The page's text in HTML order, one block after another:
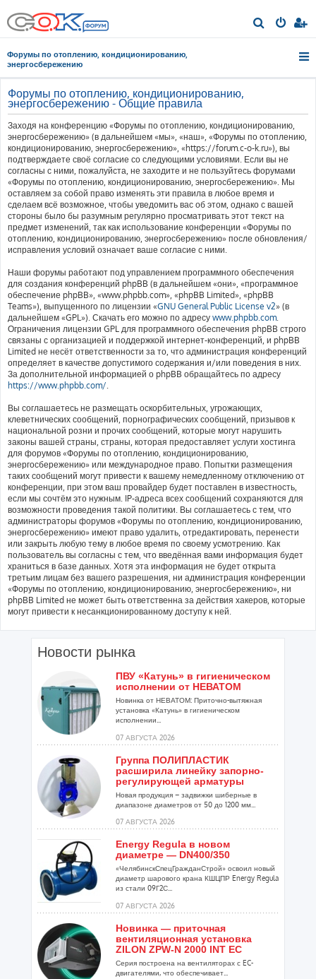
о
Форумы по отоплению, кондиционированию,
энергосбережению
Форумы по отоплению, кондиционированию,
энергосбережению - Общие правила
Заходя на конференцию «Форумы по отоплению, кондиционированию,
энергосбережению» (в дальнейшем «мы», «наш», «Форумы по отоплению,
кондиционированию, энергосбережению», «https://forum.c-o-k.ru»), вы
подтверждаете своё согласие со следующими условиями. Если вы не
согласны с ними, пожалуйста, не заходите и не пользуйтесь форумами
«Форумы по отоплению, кондиционированию, энергосбережению». Мы
оставляем за собой право изменять эти правила в любое время и
сделаем всё возможное, чтобы уведомить вас об этом, однако с вашей
стороны было бы разумным регулярно просматривать этот текст на
предмет изменений, так как использование конференции «Форумы по
отоплению, кондиционированию, энергосбережению» после обновления/
исправления условий означает ваше согласие с ними.
Наши форумы работают под управлением программного обеспечения
для создания конференций phpBB (в дальнейшем «они», «программное
обеспечение phpBB», «www.phpbb.com», «phpBB Limited», «phpBB
Teams»), выпущенного по лицензии «GNU General Public License v2» (в
дальнейшем «GPL»). Скачать его можно по адресу www.phpbb.com.
Ограничения лицензии GPL для программного обеспечения phpBB строго
связаны с организацией и поддержкой интернет-конференций, и phpBB
Limited не несёт ответственности за то, что администрация конференций
определяет в качестве допустимого содержания и/или поведения в них.
За дополнительной информацией о phpBB обращайтесь по адресу
https://www.phpbb.com/.
Вы соглашаетесь не размещать оскорбительных, угрожающих,
клеветнических сообщений, порнографических сообщений, призывов к
национальной розни и прочих сообщений, которые могут нарушить
законы вашей страны, страны, которая предоставляет услуги хостинга
для форумов «Форумы по отоплению, кондиционированию,
энергосбережению» или международное право. Попытки размещения
таких сообщений могут привести к вашему немедленному отключению от
конференции, при этом ваш провайдер будет поставлен в известность,
если мы сочтём это нужным. IP-адреса всех сообщений сохраняются для
возможности проведения такой политики. Вы соглашаетесь с тем, что
администраторы форумов «Форумы по отоплению, кондиционированию,
энергосбережению» имеют право удалить, отредактировать, перенести
или закрыть любую тему в любое время по своему усмотрению. Как
пользователь вы согласны с тем, что введённая вами информация будет
храниться в базе данных. Хотя эта информация не будет открыта
третьим лицам без вашего разрешения, ни администрация конференции
«Форумы по отоплению, кондиционированию, энергосбережению», ни
phpBB Limited не может быть ответственна за действия хакеров, которые
могут привести к несанкционированному доступу к ней.
Новости рынка
ПВУ «Катунь» в гигиеническом
исполнении от НЕВАТОМ
Новинка от НЕВАТОМ: Приточно-вытяжная
установка «Катунь» в гигиеническом
исполнении...
07 АВГУСТА 2026
Группа ПОЛИПЛАСТИК
расширила линейку запорно-
регулирующей арматуры
Новая продукция – задвижки шиберные в
диапазоне диаметров от 50 до 1200 мм...
07 АВГУСТА 2026
Energy Regula в новом
диаметре — DN400/350
«ЧелябинскСпецГражданСтрой» освоил новый
диаметр шарового крана КШЦПР Energy Regula
из стали 09Г2С...
07 АВГУСТА 2026
Новинка — приточная
вентиляционная установка
ZILON ZPW-N 2000 INT EC
Серия построена на вентиляторах с EC-
двигателями, что обеспечивает...